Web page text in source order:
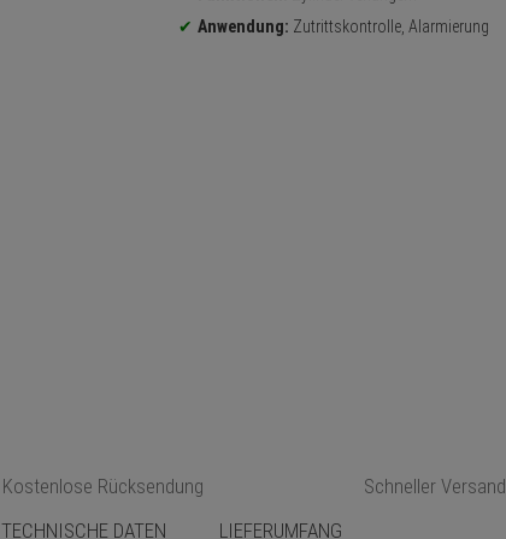
Anwendung: Zutrittskontrolle, Alarmierung
Kostenlose Rücksendung Schneller Versand
TECHNISCHE DATEN LIEFERUMFANG